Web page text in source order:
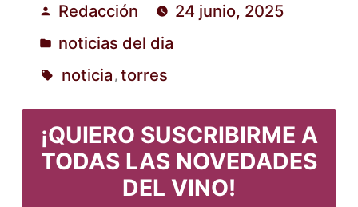
Publicado
por
Redacción 24 junio, 2025
Publicado
en
noticias del dia
noticia , torres
¡QUIERO SUSCRIBIRME A
TODAS LAS NOVEDADES
DEL VINO!